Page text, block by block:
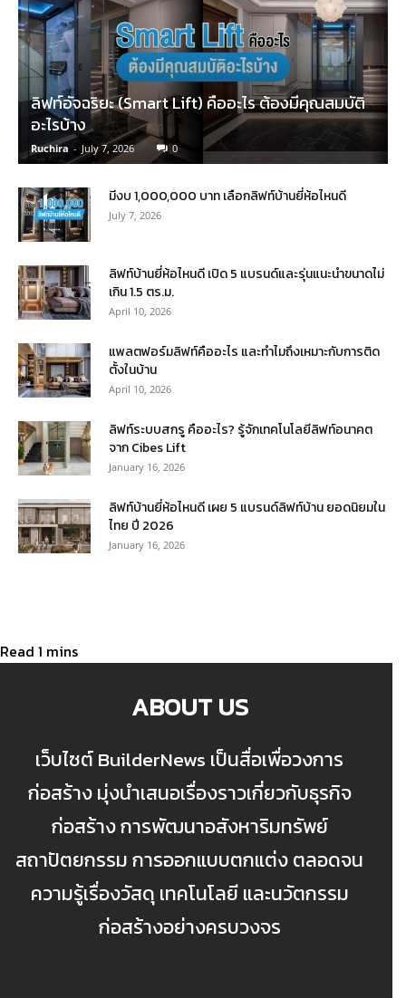
ลิฟท์อัจฉริยะ (Smart Lift) คืออะไร ต้องมีคุณสมบัติ
อะไรบ้าง
Ruchira - July 7, 2026 0
มีงบ 1,000,000 บาท เลือกลิฟท์บ้านยี่ห้อไหนดี
July 7, 2026
ลิฟท์บ้านยี่ห้อไหนดี เปิด 5 แบรนด์และรุ่นแนะนำขนาดไม่
เกิน 1.5 ตร.ม.
April 10, 2026
แพลตฟอร์มลิฟท์คืออะไร และทำไมถึงเหมาะกับการติด
ตั้งในบ้าน
April 10, 2026
ลิฟท์ระบบสกรู คืออะไร? รู้จักเทคโนโลยีลิฟท์อนาคต
จาก Cibes Lift
January 16, 2026
ลิฟท์บ้านยี่ห้อไหนดี เผย 5 แบรนด์ลิฟท์บ้าน ยอดนิยมใน
ไทย ปี 2026
January 16, 2026
ABOUT US
เว็บไซต์ BuilderNews เป็นสื่อเพื่อวงการ
ก่อสร้าง มุ่งนำเสนอเรื่องราวเกี่ยวกับธุรกิจ
ก่อสร้าง การพัฒนาอสังหาริมทรัพย์
สถาปัตยกรรม การออกแบบตกแต่ง ตลอดจน
ความรู้เรื่องวัสดุ เทคโนโลยี และนวัตกรรม
ก่อสร้างอย่างครบวงจร